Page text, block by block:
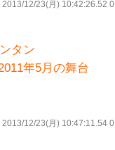
2013/12/23(月) 10:42:26.52 0
タン
年5月の舞台
2013/12/23(月) 10:47:11.54 0